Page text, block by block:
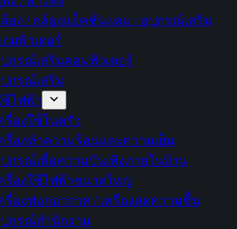
อง / กล้องแอ็คชั่นแคม / อุปกรณ์เสริม
มพิวเตอร์
กรณ์เสริมคอมพิวเตอร์
กรณ์เสริม
ช้ไฟฟ้า
รื่องใช้ในครัว
รื่องทำความร้อนและความเย็น
กรณ์เพื่อความบันเทิงภายในบ้าน
รื่องใช้ไฟฟ้าขนาดใหญ่
รื่องฟอกอากาศ / เครื่องลดความชื้น
กรณ์สำนักงาน